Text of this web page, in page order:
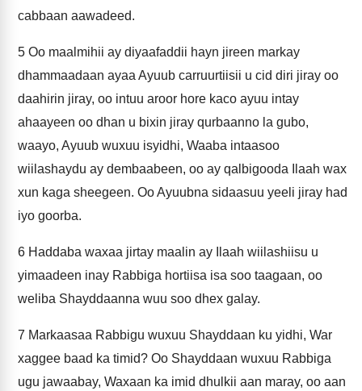
cabbaan aawadeed.
5 Oo maalmihii ay diyaafaddii hayn jireen markay
dhammaadaan ayaa Ayuub carruurtiisii u cid diri jiray oo
daahirin jiray, oo intuu aroor hore kaco ayuu intay
ahaayeen oo dhan u bixin jiray qurbaanno la gubo,
waayo, Ayuub wuxuu isyidhi, Waaba intaasoo
wiilashaydu ay dembaabeen, oo ay qalbigooda Ilaah wax
xun kaga sheegeen. Oo Ayuubna sidaasuu yeeli jiray had
iyo goorba.
6 Haddaba waxaa jirtay maalin ay Ilaah wiilashiisu u
yimaadeen inay Rabbiga hortiisa isa soo taagaan, oo
weliba Shayddaanna wuu soo dhex galay.
7 Markaasaa Rabbigu wuxuu Shayddaan ku yidhi, War
xaggee baad ka timid? Oo Shayddaan wuxuu Rabbiga
ugu jawaabay, Waxaan ka imid dhulkii aan maray, oo aan